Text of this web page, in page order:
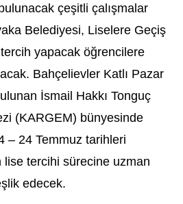
çeşitli çalışmalar
Belediyesi, Liselere Geçiş
yapacak öğrencilere
Bahçelievler Katlı Pazar
İsmail Hakkı Tonguç
(KARGEM) bünyesinde
– 24 Temmuz tarihleri
lise tercihi sürecine uzman
edecek.